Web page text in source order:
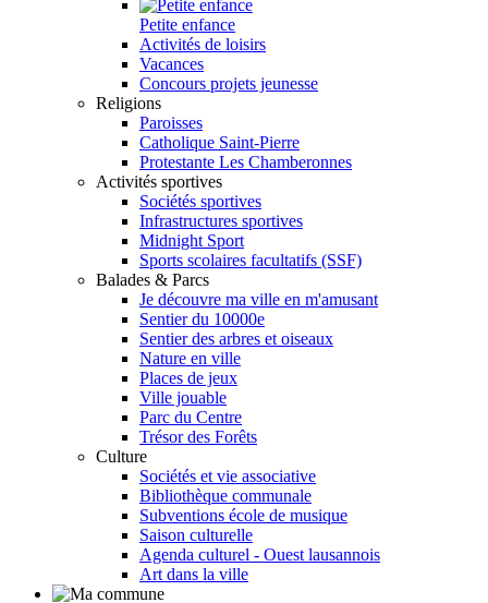
Petite enfance
Activités de loisirs
Vacances
Concours projets jeunesse
Religions
Paroisses
Catholique Saint-Pierre
Protestante Les Chamberonnes
Activités sportives
Sociétés sportives
Infrastructures sportives
Midnight Sport
Sports scolaires facultatifs (SSF)
Balades & Parcs
Je découvre ma ville en m'amusant
Sentier du 10000e
Sentier des arbres et oiseaux
Nature en ville
Places de jeux
Ville jouable
Parc du Centre
Trésor des Forêts
Culture
Sociétés et vie associative
Bibliothèque communale
Subventions école de musique
Saison culturelle
Agenda culturel - Ouest lausannois
Art dans la ville